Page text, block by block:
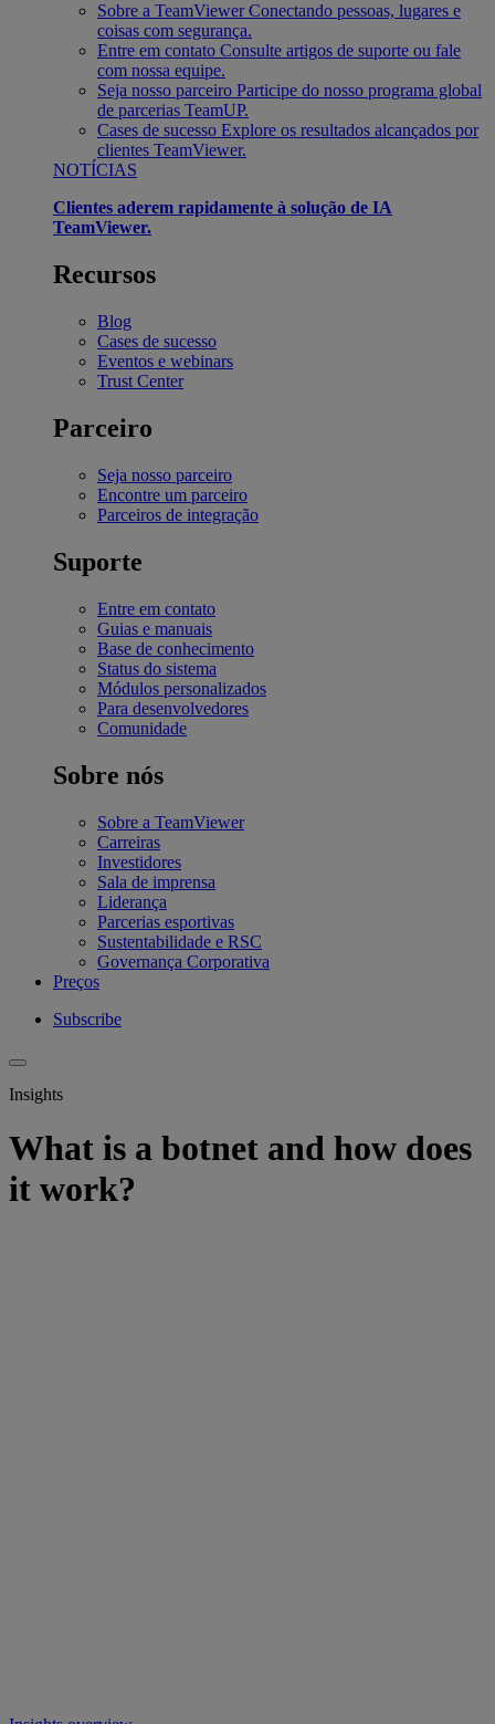
Sobre a TeamViewer Conectando pessoas, lugares e
coisas com segurança.
Entre em contato Consulte artigos de suporte ou fale
com nossa equipe.
Seja nosso parceiro Participe do nosso programa global
de parcerias TeamUP.
Cases de sucesso Explore os resultados alcançados por
clientes TeamViewer.
NOTÍCIAS
Clientes aderem rapidamente à solução de IA
TeamViewer.
Recursos
Blog
Cases de sucesso
Eventos e webinars
Trust Center
Parceiro
Seja nosso parceiro
Encontre um parceiro
Parceiros de integração
Suporte
Entre em contato
Guias e manuais
Base de conhecimento
Status do sistema
Módulos personalizados
Para desenvolvedores
Comunidade
Sobre nós
Sobre a TeamViewer
Carreiras
Investidores
Sala de imprensa
Liderança
Parcerias esportivas
Sustentabilidade e RSC
Governança Corporativa
Preços
Subscribe
Insights
What is a botnet and how does
it work?